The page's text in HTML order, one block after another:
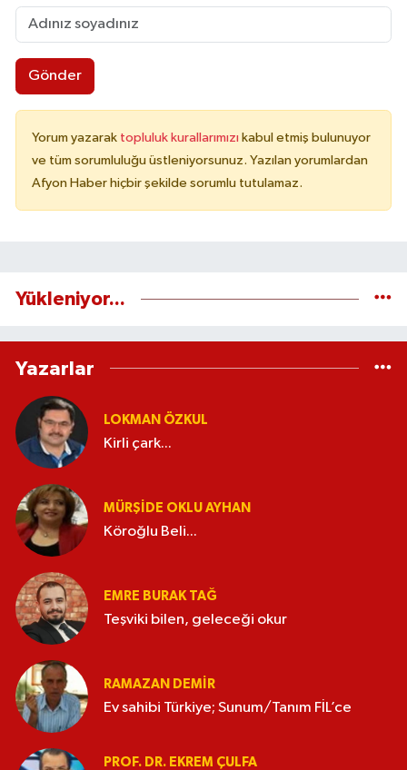
Gönder
Yorum yazarak topluluk kurallarımızı kabul etmiş bulunuyor
ve tüm sorumluluğu üstleniyorsunuz. Yazılan yorumlardan
Afyon Haber hiçbir şekilde sorumlu tutulamaz.
Yükleniyor...
Yazarlar
LOKMAN ÖZKUL
Kirli çark...
MÜRŞIDE OKLU AYHAN
Köroğlu Beli...
EMRE BURAK TAĞ
Teşviki bilen, geleceği okur
RAMAZAN DEMİR
Ev sahibi Türkiye; Sunum/Tanım FİL’ce
PROF. DR. EKREM ÇULFA